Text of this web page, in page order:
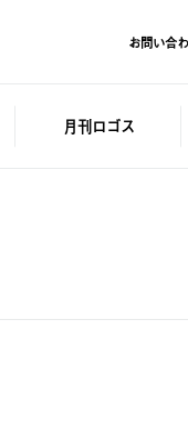
お問い合
月刊ロゴス